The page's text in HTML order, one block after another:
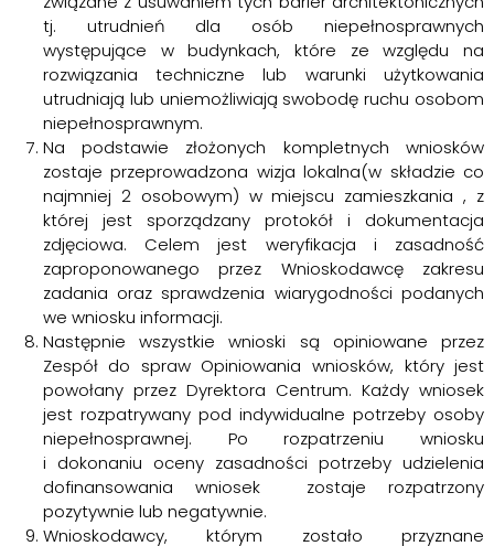
tj. utrudnień dla osób niepełnosprawnych
występujące w budynkach, które ze względu na
rozwiązania techniczne lub warunki użytkowania
utrudniają lub uniemożliwiają swobodę ruchu osobom
niepełnosprawnym.
Na podstawie złożonych kompletnych wniosków
zostaje przeprowadzona wizja lokalna(w składzie co
najmniej 2 osobowym) w miejscu zamieszkania , z
której jest sporządzany protokół i dokumentacja
zdjęciowa. Celem jest weryfikacja i zasadność
zaproponowanego przez Wnioskodawcę zakresu
zadania oraz sprawdzenia wiarygodności podanych
we wniosku informacji.
Następnie wszystkie wnioski są opiniowane przez
Zespół do spraw Opiniowania wniosków, który jest
powołany przez Dyrektora Centrum. Każdy wniosek
jest rozpatrywany pod indywidualne potrzeby osoby
niepełnosprawnej. Po rozpatrzeniu wniosku
i dokonaniu oceny zasadności potrzeby udzielenia
dofinansowania wniosek zostaje rozpatrzony
pozytywnie lub negatywnie.
Wnioskodawcy, którym zostało przyznane